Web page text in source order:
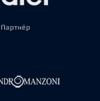
Партнёр